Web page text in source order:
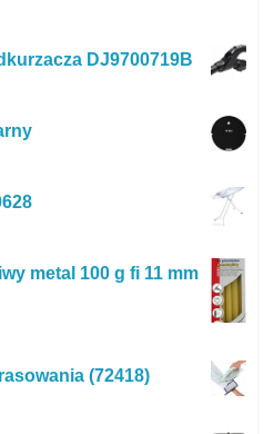
DJ9700719B
metal 100 g fi 11 mm
(72418)